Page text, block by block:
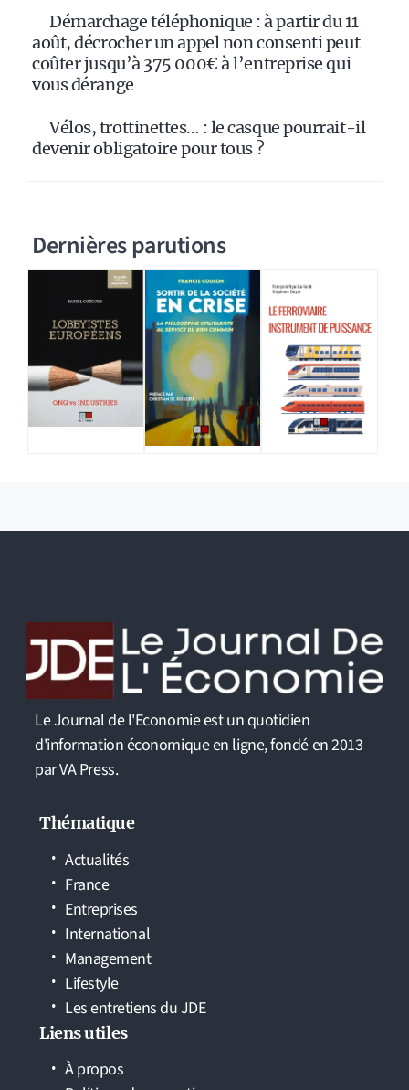
Démarchage téléphonique : à partir du 11
août, décrocher un appel non consenti peut
coûter jusqu’à 375 000€ à l’entreprise qui
vous dérange
Vélos, trottinettes… : le casque pourrait-il
devenir obligatoire pour tous ?
Dernières parutions
Le Journal de l'Economie est un quotidien
d'information économique en ligne, fondé en 2013
par VA Press.
Thématique
Actualités
France
Entreprises
International
Management
Lifestyle
Les entretiens du JDE
Liens utiles
À propos